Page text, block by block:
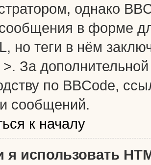
однако
в форме
но теги в нём
>. За
по BBCode,
сообщений.
к началу
я использовать